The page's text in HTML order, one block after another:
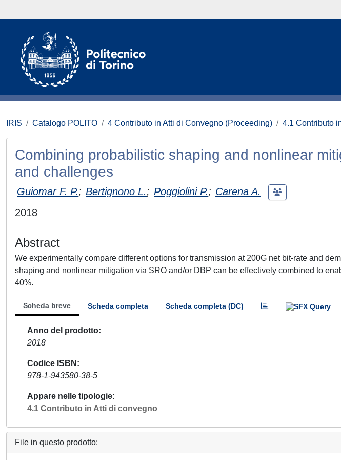
IRIS Catalogo POLITO 4 Contributo in Atti di Convegno (Proceeding) 4.1 Contributo
Combining probabilistic shaping and nonlinear
and challenges
Guiomar F. P.; Bertignono L.; Poggiolini P.; Carena A.
2018
Abstract
We experimentally compare different options for transmission at 200G net bit-rate and
shaping and nonlinear mitigation via SRO and/or DBP can be effectively combined to
40%.
Scheda breve Scheda completa Scheda completa (DC)
Anno del prodotto
2018
Codice ISBN
978-1-943580-38-5
Appare nelle tipologie
4.1 Contributo in Atti di convegno
File in questo prodotto: